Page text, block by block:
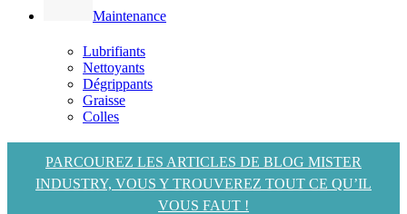
Maintenance
Lubrifiants
Nettoyants
Dégrippants
Graisse
Colles
PARCOUREZ LES ARTICLES DE BLOG MISTER
INDUSTRY, VOUS Y TROUVEREZ TOUT CE QU’IL
VOUS FAUT !